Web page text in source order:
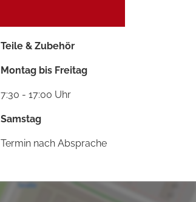
Teile & Zubehör
Montag bis Freitag
7:30 - 17:00 Uhr
Samstag
Termin nach Absprache